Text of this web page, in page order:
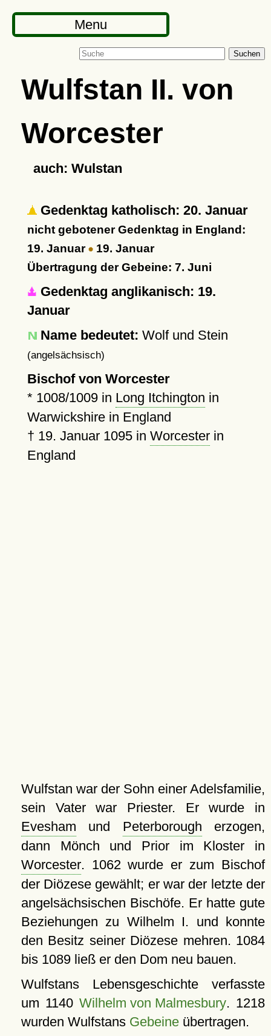
Menu
Suchen
Wulfstan II. von
Worcester
auch: Wulstan
Gedenktag katholisch: 20. Januar
nicht gebotener Gedenktag in England:
19. Januar 19. Januar
Übertragung der Gebeine: 7. Juni
Gedenktag anglikanisch: 19.
Januar
Name bedeutet: Wolf und Stein
(angelsächsisch)
Bischof von Worcester
* 1008/1009 in Long Itchington in
Warwickshire in England
† 19. Januar 1095in Worcesterin
England
Wulfstan war der Sohn einer Adelsfamilie,
sein Vater war Priester. Er wurde in
Evesham und Peterborough erzogen,
dann Mönch und Prior im Kloster in
Worcester. 1062 wurde er zum Bischof
der Diözese gewählt; er war der letzte der
angelsächsischen Bischöfe. Er hatte gute
Beziehungen zu Wilhelm I. und konnte
den Besitz seiner Diözese mehren. 1084
bis 1089 ließ er den Dom neu bauen.
Wulfstans Lebensgeschichte verfasste
um 1140 Wilhelm von Malmesbury. 1218
wurden Wulfstans Gebeineübertragen.